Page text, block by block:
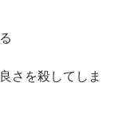
さを殺してしま